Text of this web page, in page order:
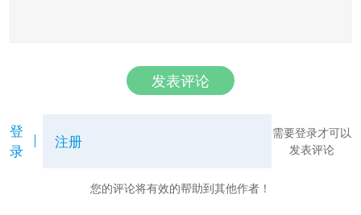
发表评论
登
录
注册
需要登录才可以
发表评论
您的评论将有效的帮助到其他作者！